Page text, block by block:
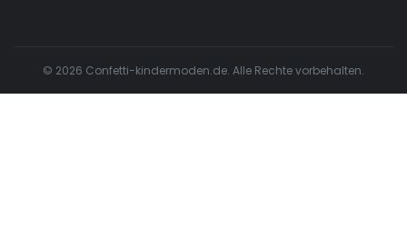
© 2026 Confetti-kindermoden.de. Alle Rechte vorbehalten.